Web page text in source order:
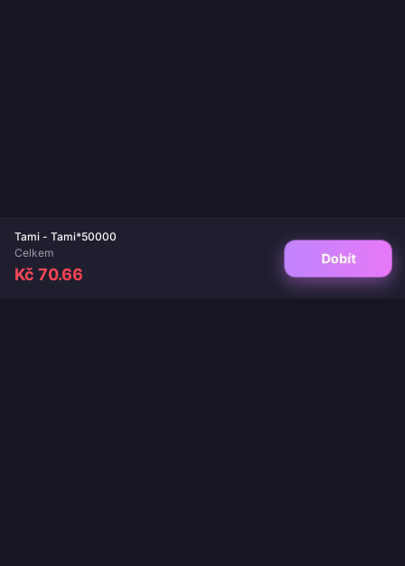
Tami - Tami*50000
Celkem
Kč 70.66
Dobít